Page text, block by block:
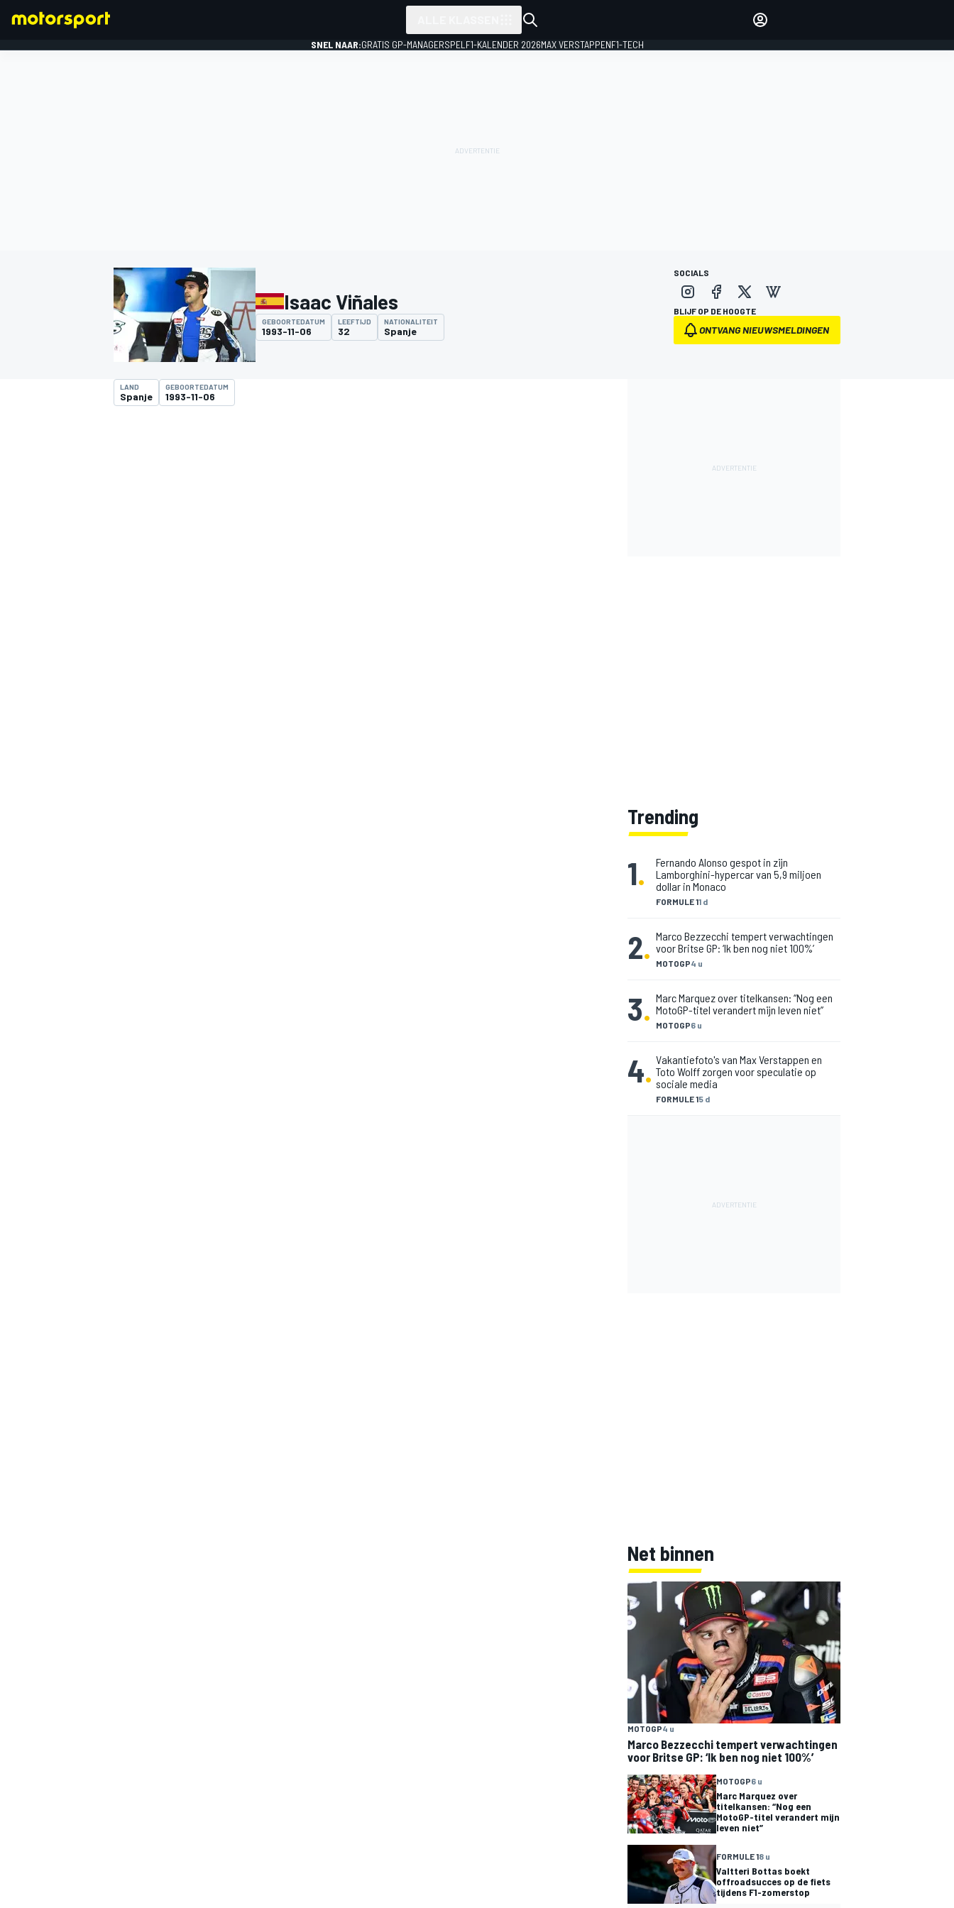
SNEL NAAR:GRATIS GP-MANAGERSPEL F1-KALENDER 2026MAX VERSTAPPENF1-TECH
Isaac Viñales
GEBOORTEDATUM
1993-11-06
LEEFTIJD
32
NATIONALITEIT
Spanje
SOCIALS
BLIJF OP DE HOOGTE
ONTVANG NIEUWSMELDINGEN
LAND
Spanje
GEBOORTEDATUM
1993-11-06
Trending
1.
FORMULE 11 d
Fernando Alonso gespot in zijn
Lamborghini-hypercar van 5,9 miljoen
dollar in Monaco
2. MOTOGP4 u
Marco Bezzecchi tempert verwachtingen
voor Britse GP: ‘Ik ben nog niet 100%’
3. MOTOGP6 u
Marc Marquez over titelkansen: “Nog een
MotoGP-titel verandert mijn leven niet”
4.
FORMULE 15 d
Vakantiefoto's van Max Verstappen en
Toto Wolff zorgen voor speculatie op
sociale media
Net binnen
MOTOGP4 u
Marco Bezzecchi tempert verwachtingen
voor Britse GP: ‘Ik ben nog niet 100%’
MOTOGP6 u
Marc Marquez over
titelkansen: “Nog een
MotoGP-titel verandert mijn
leven niet”
FORMULE 18 u
Valtteri Bottas boekt
offroadsucces op de fiets
tijdens F1-zomerstop